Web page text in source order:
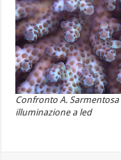
Confronto A. Sarmentosa
illuminazione a led